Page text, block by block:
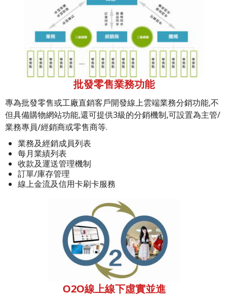
批發零售業務功能
專為批發零售或工廠直銷客戶開發線上雲端業務分銷功能,不
但具備購物網站功能,還可提供3級的分銷機制,可設置為主管/
業務專員/經銷商或零售商等.
業務及經銷成員列表
每月業績列表
收款及運送管理機制
訂單/庫存管理
線上金流及信用卡刷卡服務
O2O線上線下虛實並進